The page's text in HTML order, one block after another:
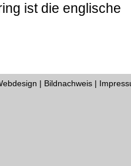
ist die englische
| Bildnachweis |